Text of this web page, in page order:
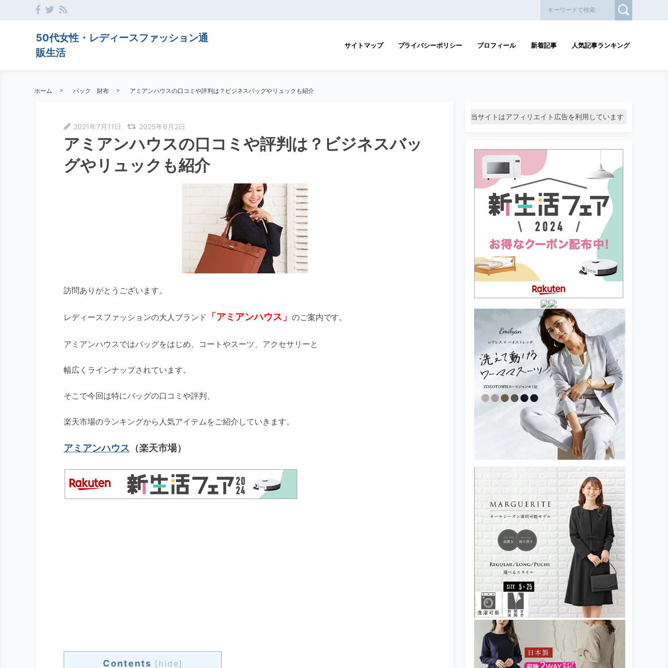
50代女性・レディースファッション通
販生活
サイトマップ プライバシーポリシー プロフィール 新着記事 人気記事ランキング
ホーム バック 財布 アミアンハウスの口コミや評判は？ビジネスバッグやリュックも紹介
2021年7月11日 2025年6月2日
アミアンハウスの口コミや評判は？ビジネスバッ
グやリュックも紹介
訪問ありがとうございます。
レディースファッションの大人ブランド 「アミアンハウス」 のご案内です。
アミアンハウスではバッグをはじめ、コートやスーツ、アクセサリーと
幅広くラインナップされています。
そこで今回は特にバッグの口コミや評判、
楽天市場のランキングから人気アイテムをご紹介していきます。
アミアンハウス （楽天市場）
Contents [ hide]
当サイトはアフィリエイト広告を利用しています